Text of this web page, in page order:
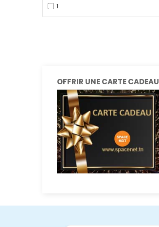
1
OFFRIR UNE CARTE CADEAU